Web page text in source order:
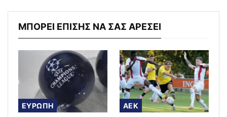
ΜΠΟΡΕΙ ΕΠΙΣΗΣ ΝΑ ΣΑΣ ΑΡΕΣΕΙ
ΕΥΡΩΠΗ AEK